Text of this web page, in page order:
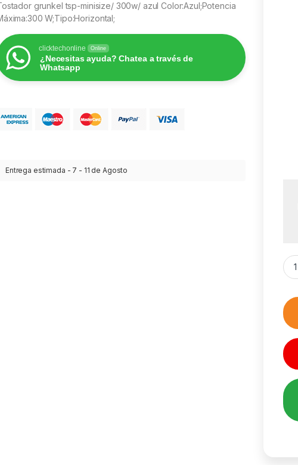
grunkel tsp-minisize/ 300w/ azul Color:Azul;Potencia
W;Tipo:Horizontal;
clicktechonline Online
¿Necesitas ayuda? Chatea a través de
Whatsapp
Entrega estimada - 7 - 11 de Agosto